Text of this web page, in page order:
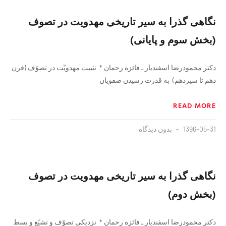
نگاهی گذرا به سير تاريخی مهدويت در تصوف
(بخش سوم و پایانی)
دكتر محمودرضا اسفنديار ـ فائزه رحمان * تثبيت مهدويّت در تصوّف (قرن
دهم تا سيزدهم) به قدرت رسيدن صفويان
READ MORE
1396-05-31 بدون دیدگاه
نگاهی گذرا به سير تاريخی مهدويت در تصوف
(بخش دوم)
دكتر محمودرضا اسفنديار ـ فائزه رحمان * نزديكی تصوّف و تشيّع و بسط